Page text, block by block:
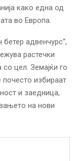
како една од
во Европа.
адвенчурс“,
растечки
со цел. Земајќи го
почесто избираат
и заедница,
на нови